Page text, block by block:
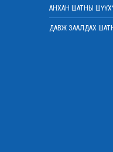
АНХАН ШАТНЫ
ДАВЖ ЗААЛДАХ